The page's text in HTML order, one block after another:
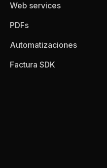
Web services
PDFs
Automatizaciones
Factura SDK